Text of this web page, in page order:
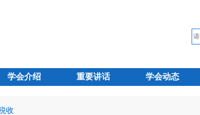
学会介绍 重要讲话 学会动态
收